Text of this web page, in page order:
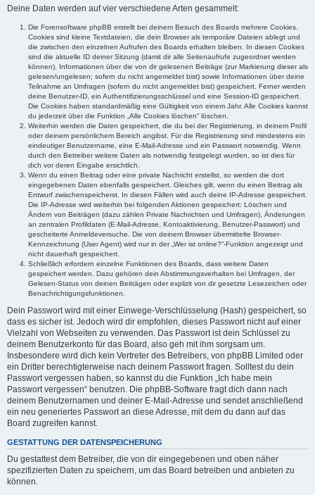
Deine Daten werden auf vier verschiedene Arten gesammelt:
Die Forensoftware phpBB erstellt bei deinem Besuch des Boards mehrere Cookies.
Cookies sind kleine Textdateien, die dein Browser als temporäre Dateien ablegt und
die zwischen den einzelnen Aufrufen des Boards erhalten bleiben. In diesen Cookies
sind die aktuelle ID deiner Sitzung (damit dir alle Seitenaufrufe zugeordnet werden
können), Informationen über die von dir gelesenen Beiträge (zur Markierung dieser als
gelesen/ungelesen; sofern du nicht angemeldet bist) sowie Informationen über deine
Teilnahme an Umfragen (sofern du nicht angemeldet bist) gespeichert. Ferner werden
deine Benutzer-ID, ein Authentifizierungsschlüssel und eine Session-ID gespeichert.
Die Cookies haben standardmäßig eine Gültigkeit von einem Jahr. Alle Cookies kannst
du jederzeit über die Funktion „Alle Cookies löschen“ löschen.
Weiterhin werden die Daten gespeichert, die du bei der Registrierung, in deinem Profil
oder deinem persönlichem Bereich angibst. Für die Registrierung sind mindestens ein
eindeutiger Benutzername, eine E-Mail-Adresse und ein Passwort notwendig. Wenn
durch den Betreiber weitere Daten als notwendig festgelegt wurden, so ist dies für
dich vor deren Eingabe ersichtlich.
Wenn du einen Beitrag oder eine private Nachricht erstellst, so werden die dort
eingegebenen Daten ebenfalls gespeichert. Gleiches gilt, wenn du einen Beitrag als
Entwurf zwischenspeicherst. In diesen Fällen wird auch deine IP-Adresse gespeichert.
Die IP-Adresse wird weiterhin bei folgenden Aktionen gespeichert: Löschen und
Ändern von Beiträgen (dazu zählen Private Nachrichten und Umfragen), Änderungen
an zentralen Profildaten (E-Mail-Adresse, Kontoaktivierung, Benutzer-Passwort) und
gescheiterte Anmeldeversuche. Die von deinem Browser übermittelte Browser-
Kennzeichnung (User Agent) wird nur in der „Wer ist online?“-Funktion angezeigt und
nicht dauerhaft gespeichert.
Schließlich erfordern einzelne Funktionen des Boards, dass weitere Daten
gespeichert werden. Dazu gehören dein Abstimmungsverhalten bei Umfragen, der
Gelesen-Status von deinen Beiträgen oder explizit von dir gesetzte Lesezeichen oder
Benachrichtigungsfunktionen.
Dein Passwort wird mit einer Einwege-Verschlüsselung (Hash) gespeichert, so
dass es sicher ist. Jedoch wird dir empfohlen, dieses Passwort nicht auf einer
Vielzahl von Webseiten zu verwenden. Das Passwort ist dein Schlüssel zu
deinem Benutzerkonto für das Board, also geh mit ihm sorgsam um.
Insbesondere wird dich kein Vertreter des Betreibers, von phpBB Limited oder
ein Dritter berechtigterweise nach deinem Passwort fragen. Solltest du dein
Passwort vergessen haben, so kannst du die Funktion „Ich habe mein
Passwort vergessen“ benutzen. Die phpBB-Software fragt dich dann nach
deinem Benutzernamen und deiner E-Mail-Adresse und sendet anschließend
ein neu generiertes Passwort an diese Adresse, mit dem du dann auf das
Board zugreifen kannst.
GESTATTUNG DER DATENSPEICHERUNG
Du gestattest dem Betreiber, die von dir eingegebenen und oben näher
spezifizierten Daten zu speichern, um das Board betreiben und anbieten zu
können.